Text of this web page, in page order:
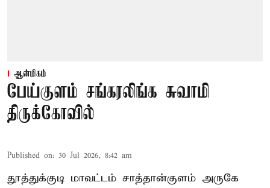
ஆன்மிகம்
பேய்குளம் சங்கரலிங்க சுவாமி
திருக்கோவில்
Published on: 30 Jul 2026, 8:42 am
தூத்துக்குடி மாவட்டம் சாத்தான்குளம் அருகே